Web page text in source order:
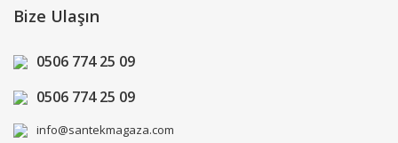
Bize Ulaşın
0506 774 25 09
0506 774 25 09
info@santekmagaza.com